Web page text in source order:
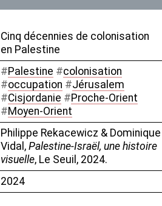
Cinq décennies de colonisation
en Palestine
#Palestine #colonisation
#occupation #Jérusalem
#Cisjordanie #Proche-Orient
#Moyen-Orient
Philippe Rekacewicz & Dominique
Vidal, Palestine-Israël, une histoire
visuelle, Le Seuil, 2024.
2024